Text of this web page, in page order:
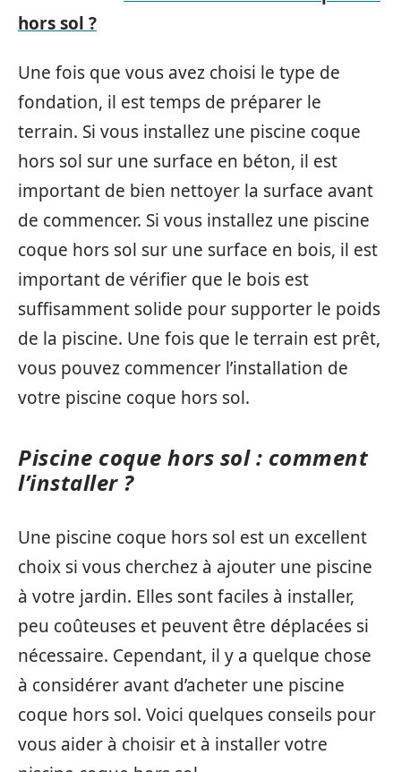
hors sol ?
Une fois que vous avez choisi le type de
fondation, il est temps de préparer le
terrain. Si vous installez une piscine coque
hors sol sur une surface en béton, il est
important de bien nettoyer la surface avant
de commencer. Si vous installez une piscine
coque hors sol sur une surface en bois, il est
important de vérifier que le bois est
suffisamment solide pour supporter le poids
de la piscine. Une fois que le terrain est prêt,
vous pouvez commencer l’installation de
votre piscine coque hors sol.
Piscine coque hors sol : comment
l’installer ?
Une piscine coque hors sol est un excellent
choix si vous cherchez à ajouter une piscine
à votre jardin. Elles sont faciles à installer,
peu coûteuses et peuvent être déplacées si
nécessaire. Cependant, il y a quelque chose
à considérer avant d’acheter une piscine
coque hors sol. Voici quelques conseils pour
vous aider à choisir et à installer votre